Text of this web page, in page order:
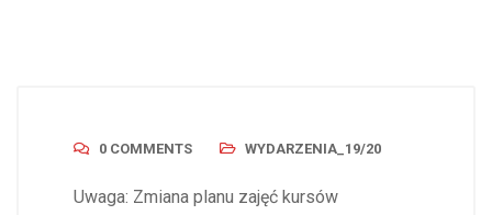
0 COMMENTS WYDARZENIA_19/20
Uwaga: Zmiana planu zajęć kursów